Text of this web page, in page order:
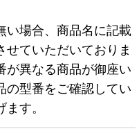
い場合、商品名に記載
せていただいておりま
が異なる商品が御座い
の型番をご確認してい
す。